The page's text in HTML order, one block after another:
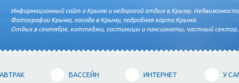
Информационный сайт о Крыме и недорогой отдых в Крыму.
Фотографии Крыма, погода в Крыму, подробная карта Крыма.
Отдых в сентябре, коттеджи, гостиницы и пансионаты, частный
БАССЕЙН ИНТЕРНЕТ У